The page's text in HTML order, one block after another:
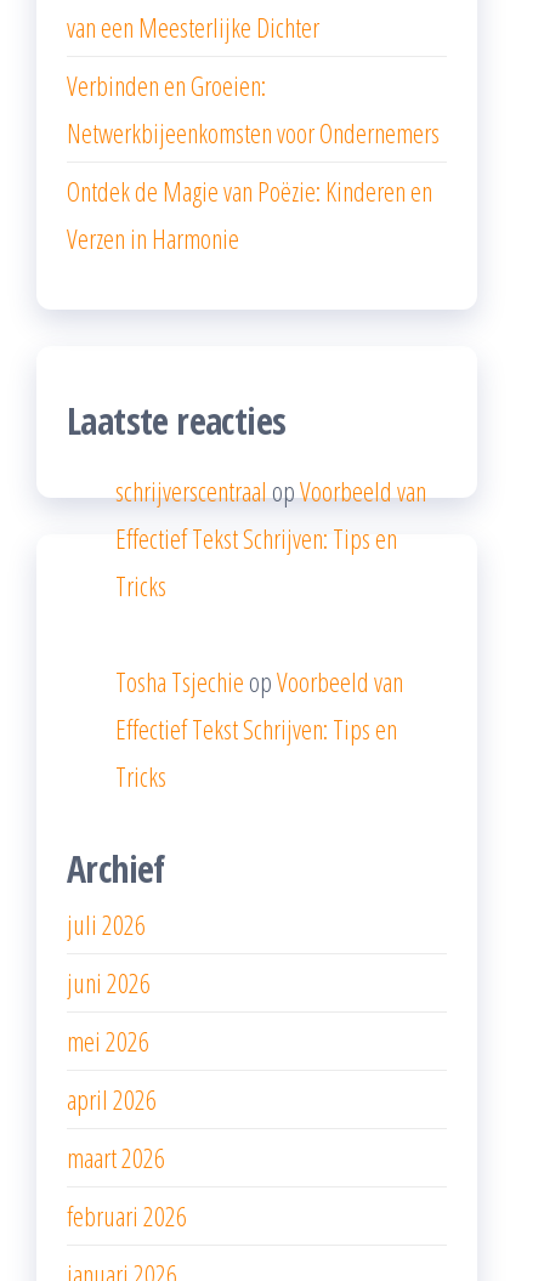
van een Meesterlijke Dichter
Verbinden en Groeien:
Netwerkbijeenkomsten voor Ondernemers
Ontdek de Magie van Poëzie: Kinderen en
Verzen in Harmonie
Laatste reacties
schrijverscentraalopVoorbeeld van
Effectief Tekst Schrijven: Tips en
Tricks
Tosha Tsjechie opVoorbeeld van
Effectief Tekst Schrijven: Tips en
Tricks
Archief
juli 2026
juni 2026
mei 2026
april 2026
maart 2026
februari 2026